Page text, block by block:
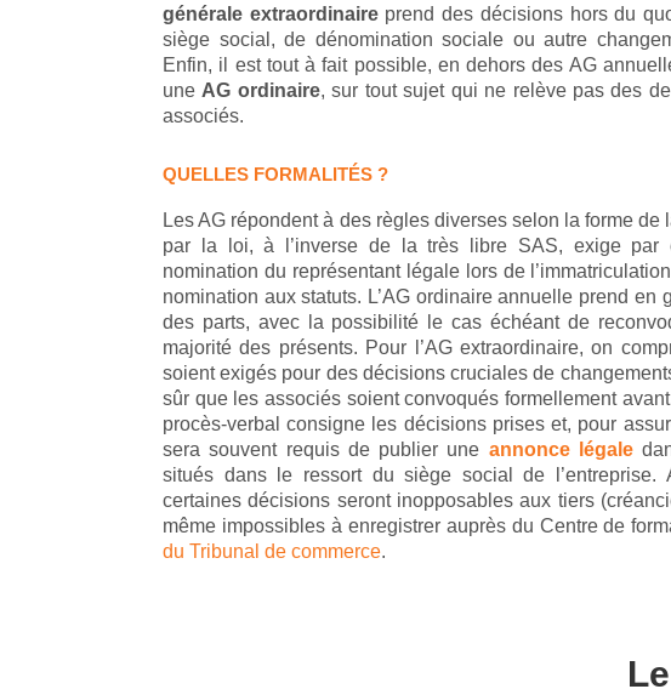
générale extraordinaireprend des décisions hors du
siège social, de dénomination sociale ou autre
Enfin, il est tout à fait possible, en dehors des AG
une AG ordinaire, sur tout sujet qui ne relève pas des
associés.
QUELLES FORMALITÉS ?
Les AG répondent à des règles diverses selon la forme
par la loi, à l’inverse de la très libre SAS, exige par
nomination du représentant légale lors de
nomination aux statuts. L’AG ordinaire annuelle prend
des parts, avec la possibilité le cas échéant de
majorité des présents. Pour l’AG extraordinaire, on
soient exigés pour des décisions cruciales de
sûr que les associés soient convoqués formellement
procès-verbal consigne les décisions prises et, pour
sera souvent requis de publier une annonce légale
situés dans le ressort du siège social de l’entreprise.
certaines décisions seront inopposables aux tiers
même impossibles à enregistrer auprès du Centre de
du Tribunal de commerce.